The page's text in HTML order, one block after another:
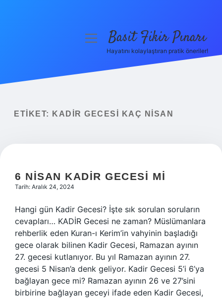
Yasal Uyarı
menüyüBasit Fikir Pınarı
Hayatını kolaylaştıran pratik öneriler!
ETIKET: KADIR GECESI KAÇ NISAN
6 NISAN KADIR GECESI MI
Tarih: Aralık 24, 2024
Hangi gün Kadir Gecesi? İşte sık sorulan soruların
cevapları… KADİR Gecesi ne zaman? Müslümanlara
rehberlik eden Kuran-ı Kerim’in vahyinin başladığı
gece olarak bilinen Kadir Gecesi, Ramazan ayının
27. gecesi kutlanıyor. Bu yıl Ramazan ayının 27.
gecesi 5 Nisan’a denk geliyor. Kadir Gecesi 5’i 6’ya
bağlayan gece mi? Ramazan ayının 26 ve 27’sini
birbirine bağlayan geceyi ifade eden Kadir Gecesi,